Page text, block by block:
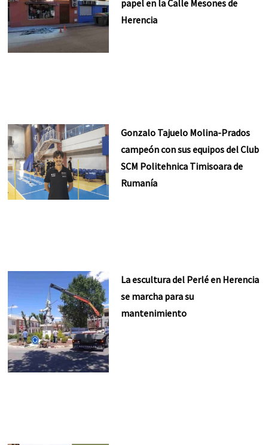
papel en la Calle Mesones de
Herencia
Gonzalo Tajuelo Molina-Prados
campeón con sus equipos del Club
SCM Politehnica Timisoara de
Rumanía
La escultura del Perlé en Herencia
se marcha para su
mantenimiento